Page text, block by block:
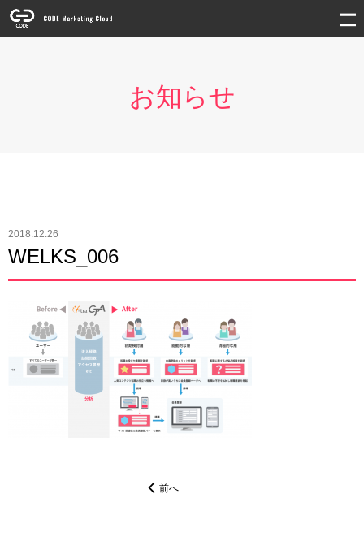
お知らせ
2018.12.26
WELKS_006
前へ